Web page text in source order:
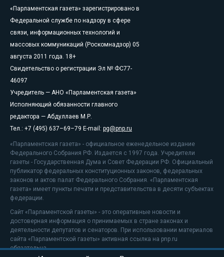
«Парламентская газета» зарегистрировано в
Федеральной службе по надзору в сфере
связи, информационных технологий и
массовых коммуникаций (Роскомнадзор) 05
августа 2011 года. 18+
Свидетельство о регистрации Эл № ФС77-
46097
Учредитель — АНО «Парламентская газета»
Исполняющий обязанности главного
редактора — Абдуллаев М.Р.
Тел.: +7 (495) 637–69–79 E-mail: pg@pnp.ru
«Парламентская газета» - официальное еженедельное издание
Федерального Собрания РФ. Издается с 1997 года. Учредители
газеты - Государственная Дума и Совет Федерации РФ. Официальный
публикатор федеральных конституционных законов, федеральных
законов и актов палат Федерального Собрания. «Парламентская
газета» имеет пункты печати и представительства в десяти субъектах
федерации.
Сайт «Парламентской газеты» - это оперативные новости и
достоверная информация о принимаемых в стране законах и
деятельности депутатов и сенаторов. При использовании материалов
сайта «Парламентской газеты» активная ссылка на pnp.ru
обязательна.